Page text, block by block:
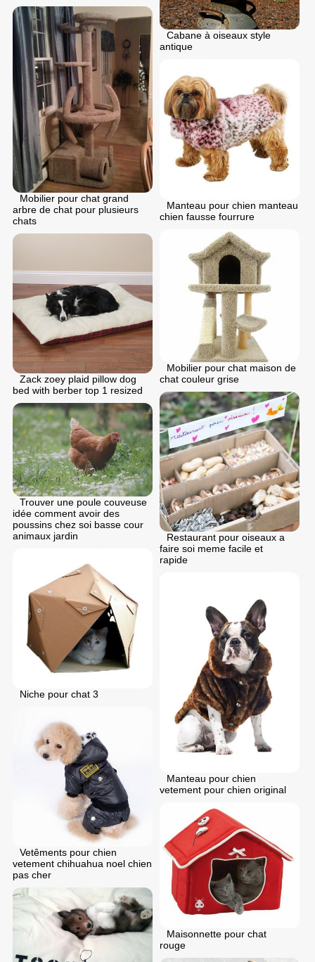
Cabane à oiseaux style
antique
Mobilier pour chat grand
arbre de chat pour plusieurs
chats
Manteau pour chien manteau
chien fausse fourrure
Mobilier pour chat maison de
chat couleur grise
Zack zoey plaid pillow dog
bed with berber top 1 resized
Restaurant pour oiseaux a
faire soi meme facile et
rapide
Trouver une poule couveuse
idée comment avoir des
poussins chez soi basse cour
animaux jardin
Niche pour chat 3
Manteau pour chien
vetement pour chien original
Vetêments pour chien
vetement chihuahua noel chien
pas cher
Maisonnette pour chat
rouge